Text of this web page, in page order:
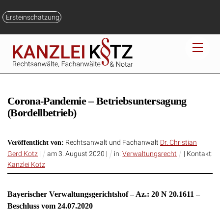
to
content
Ersteinschätzung
Corona-Pandemie – Betriebsuntersagung
(Bordellbetrieb)
Veröffentlicht von: Rechtsanwalt und Fachanwalt Dr. Christian
Gerd Kotz | am3 .August 2020 | in:Verwaltungsrecht
| Kontakt:
Kanzlei Kotz
Bayerischer Verwaltungsgerichtshof – Az.: 20 N 20.1611 –
Beschluss vom 24.07.2020